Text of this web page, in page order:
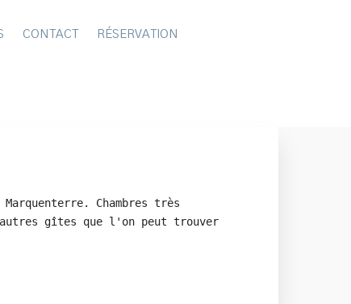
CONTACT RÉSERVATION
Chambres très
gîtes que l'on peut trouver